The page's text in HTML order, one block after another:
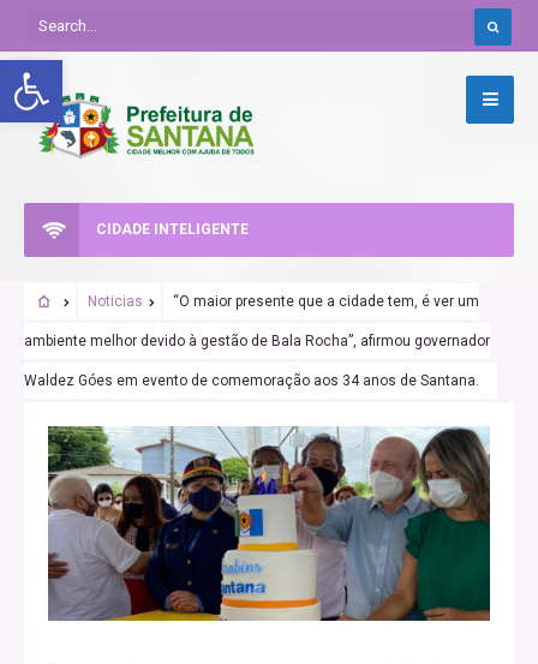
Abrir a barra de ferramentas
CIDADE INTELIGENTE
Noticias “O maior presente que a cidade tem, é ver um
ambiente melhor devido à gestão de Bala Rocha”, afirmou governador
Waldez Góes em evento de comemoração aos 34 anos de Santana.